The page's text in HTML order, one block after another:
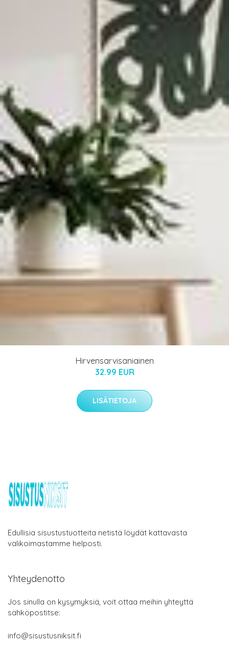
Hirvensarvisaniainen
32.99 EUR
LISÄTIETOJA
Edullisia sisustustuotteita netistä löydät kattavasta
valikoimastamme helposti.
Yhteydenotto
Jos sinulla on kysymyksiä, voit ottaa meihin yhteyttä
sähköpostitse:
info@sisustusniksit.fi